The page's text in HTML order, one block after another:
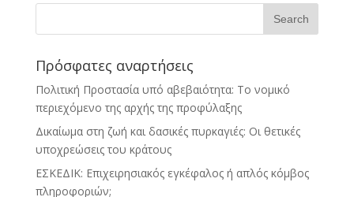
Πρόσφατες αναρτήσεις
Πολιτική Προστασία υπό αβεβαιότητα: Το νομικό
περιεχόμενο της αρχής της προφύλαξης
Δικαίωμα στη ζωή και δασικές πυρκαγιές: Οι θετικές
υποχρεώσεις του κράτους
ΕΣΚΕΔΙΚ: Επιχειρησιακός εγκέφαλος ή απλός κόμβος
πληροφοριών;